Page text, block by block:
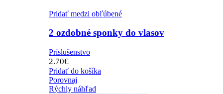
Pridať medzi obľúbené
2 ozdobné sponky do vlasov
Príslušenstvo
2.70€
Pridať do košíka
Porovnaj
Rýchly náhľad